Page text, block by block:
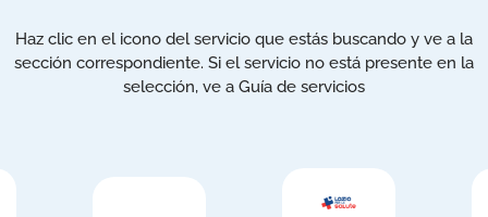
Haz clic en el icono del servicio que estás buscando y ve a la
sección correspondiente. Si el servicio no está presente en la
selección, ve a Guía de servicios